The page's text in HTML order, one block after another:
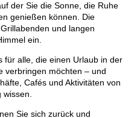
der Sie die Sonne, die Ruhe
genießen können. Die
und langen
ein.
für alle, die einen Urlaub in der
verbringen möchten – und
Cafés und Aktivitäten von
wissen.
Sie sich zurück und